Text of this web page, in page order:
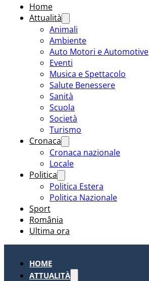
Home
Attualità
Animali
Ambiente
Auto Motori e Automotive
Eventi
Musica e Spettacolo
Salute Benessere
Sanità
Scuola
Società
Turismo
Cronaca
Cronaca nazionale
Locale
Politica
Politica Estera
Politica Nazionale
Sport
România
Ultima ora
HOME
ATTUALITÀ